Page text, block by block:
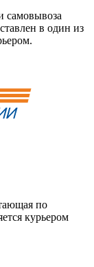
самовывоза
в один из
по
курьером